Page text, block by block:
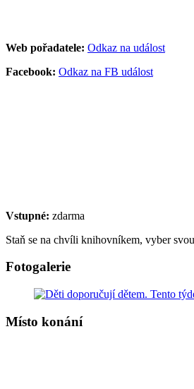
Web pořadatele: Odkaz na událost
Facebook: Odkaz na FB událost
Vstupné: zdarma
Staň se na chvíli knihovníkem, vyber
Fotogalerie
Místo konání